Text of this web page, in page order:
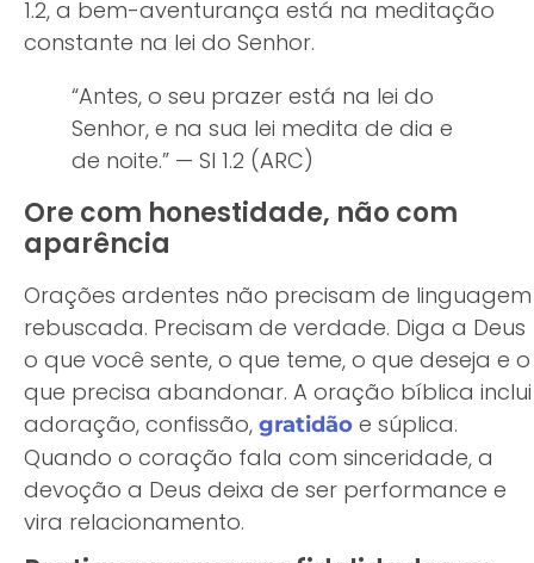
1.2, a bem-aventurança está na meditação
constante na lei do Senhor.
“Antes, o seu prazer está na lei do
Senhor, e na sua lei medita de dia e
de noite.” — Sl 1.2 (ARC)
Ore com honestidade, não com
aparência
Orações ardentes não precisam de linguagem
rebuscada. Precisam de verdade. Diga a Deus
o que você sente, o que teme, o que deseja e o
que precisa abandonar. A oração bíblica inclui
adoração, confissão, gratidão e súplica.
Quando o coração fala com sinceridade, a
devoção a Deus deixa de ser performance e
vira relacionamento.